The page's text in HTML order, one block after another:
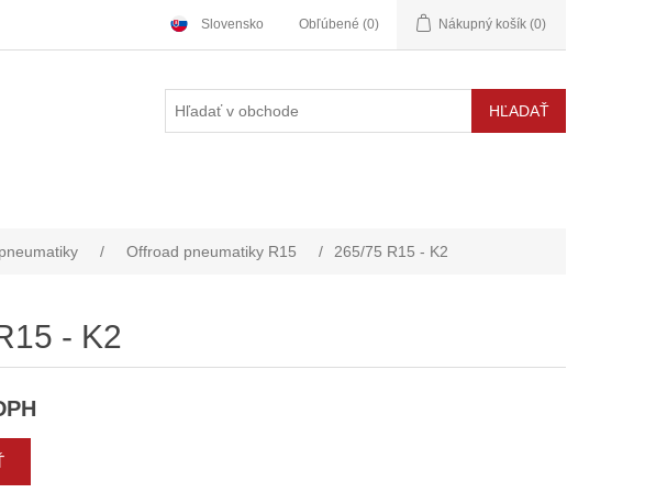
Slovensko Obľúbené (0) Nákupný košík (0)
/ Offroad pneumatiky R15 / 265/75 R15 - K2
- K2